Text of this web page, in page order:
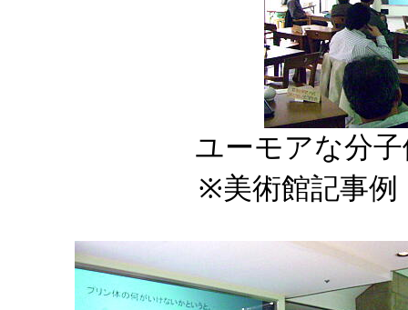
ユーモアな分
※美術館記事例